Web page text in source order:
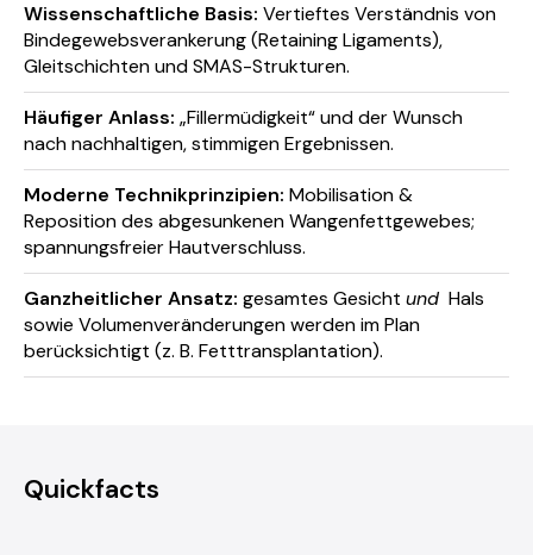
Wissenschaftliche Basis: Vertieftes Verständnis von
Bindegewebsverankerung (Retaining Ligaments),
Gleitschichten und SMAS-Strukturen.
Häufiger Anlass: „Fillermüdigkeit“ und der Wunsch
nach nachhaltigen, stimmigen Ergebnissen.
Moderne Technikprinzipien: Mobilisation &
Reposition des abgesunkenen Wangenfettgewebes;
spannungsfreier Hautverschluss.
Ganzheitlicher Ansatz: gesamtes Gesicht und Hals
sowie Volumenveränderungen werden im Plan
berücksichtigt (z. B. Fetttransplantation).
Quickfacts